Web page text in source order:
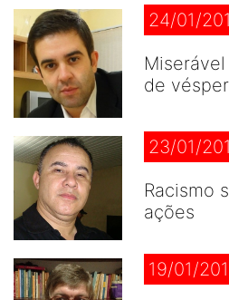
24/01/
de
23/01/
Racismo
ações
19/01/